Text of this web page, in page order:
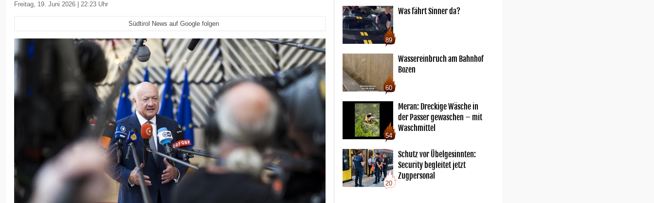
Freitag, 19. Juni 2026 | 22:23 Uhr
Südtirol News auf Google folgen
89
Was fährt Sinner da?
60
Wassereinbruch am Bahnhof
Bozen
54
Meran: Dreckige Wäsche in
der Passer gewaschen – mit
Waschmittel
20
Schutz vor Übelgesinnten:
Security begleitet jetzt
Zugpersonal